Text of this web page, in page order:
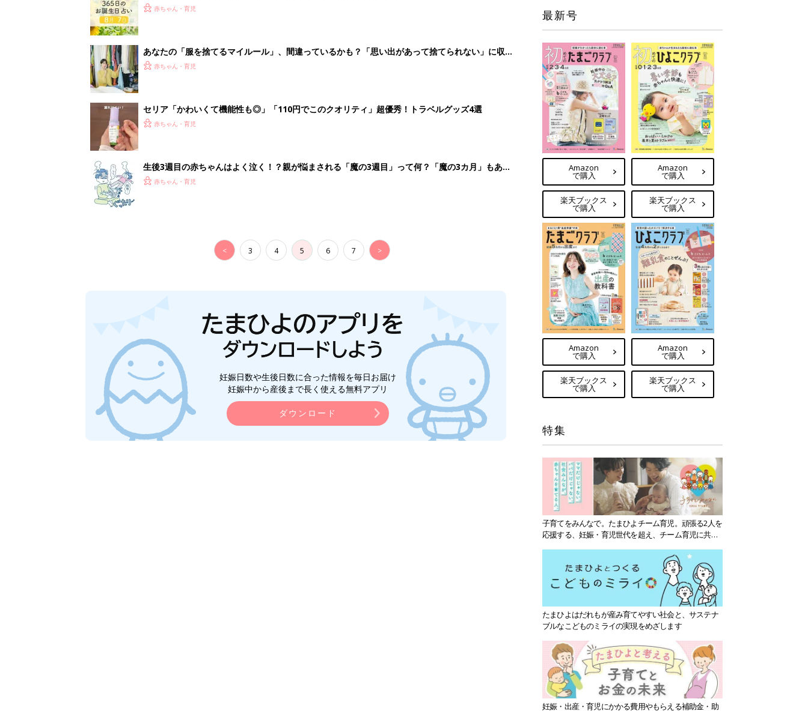
赤ちゃん・育児
あなたの「服を捨てるマイルール」、間違っているかも？「思い出があって捨てられない」に収納
スタイリストが喝！
赤ちゃん・育児
セリア「かわいくて機能性も◎」「110円でこのクオリティ」超優秀！トラベルグッズ4選
赤ちゃん・育児
生後3週目の赤ちゃんはよく泣く！？親が悩まされる「魔の3週目」って何？「魔の3カ月」もある
って本当？【専門家】
赤ちゃん・育児
< 3 4 5 6 7 >
妊娠日数や生後日数に合った情報を毎日お届け
妊娠中から産後まで長く使える無料アプリ
ダウンロード
最新号
Amazon
で購入
楽天ブックス
で購入
Amazon
で購入
楽天ブックス
で購入
Amazon
で購入
楽天ブックス
で購入
Amazon
で購入
楽天ブックス
で購入
特集
子育てをみんなで。たまひよチーム育児。頑張る2人を
応援する、妊娠・育児世代を超え、チーム育児に共感
たまひよはだれもが産み育てやすい社会と、サステナ
ブルなこどものミライの実現をめざします
妊娠・出産・育児にかかる費用やもらえる補助金・助